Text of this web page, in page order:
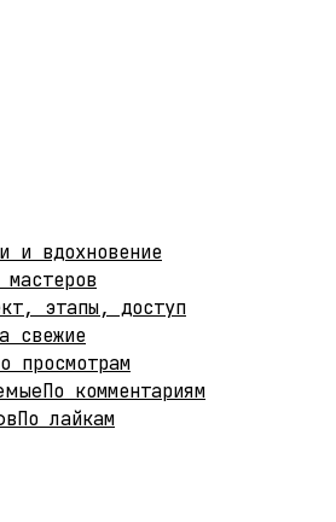
и вдохновение
мастеров
этапы, доступ
свежие
просмотрам
По комментариям
По лайкам